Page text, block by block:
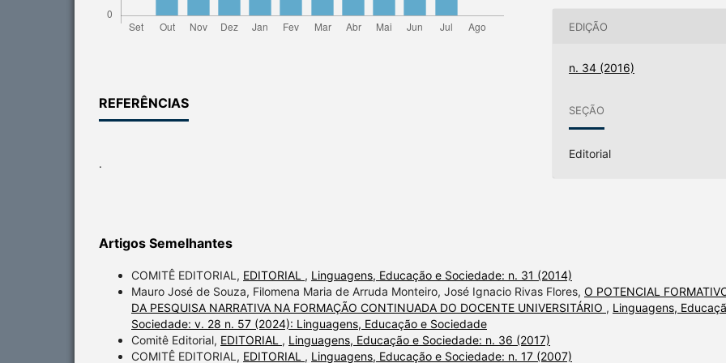
REFERÊNCIAS
.
EDIÇÃO
n. 34 (2016)
SEÇÃO
Editorial
Artigos Semelhantes
COMITÊ EDITORIAL, EDITORIAL , Linguagens, Educação e Sociedade: n. 31 (2014)
Mauro José de Souza, Filomena Maria de Arruda Monteiro, José Ignacio Rivas Flores, O POTENCIAL
DA PESQUISA NARRATIVA NA FORMAÇÃO CONTINUADA DO DOCENTE UNIVERSITÁRIO , Linguagens,
Sociedade: v. 28 n. 57 (2024): Linguagens, Educação e Sociedade
Comitê Editorial, EDITORIAL , Linguagens, Educação e Sociedade: n. 36 (2017)
COMITÊ EDITORIAL, EDITORIAL , Linguagens, Educação e Sociedade: n. 17 (2007)